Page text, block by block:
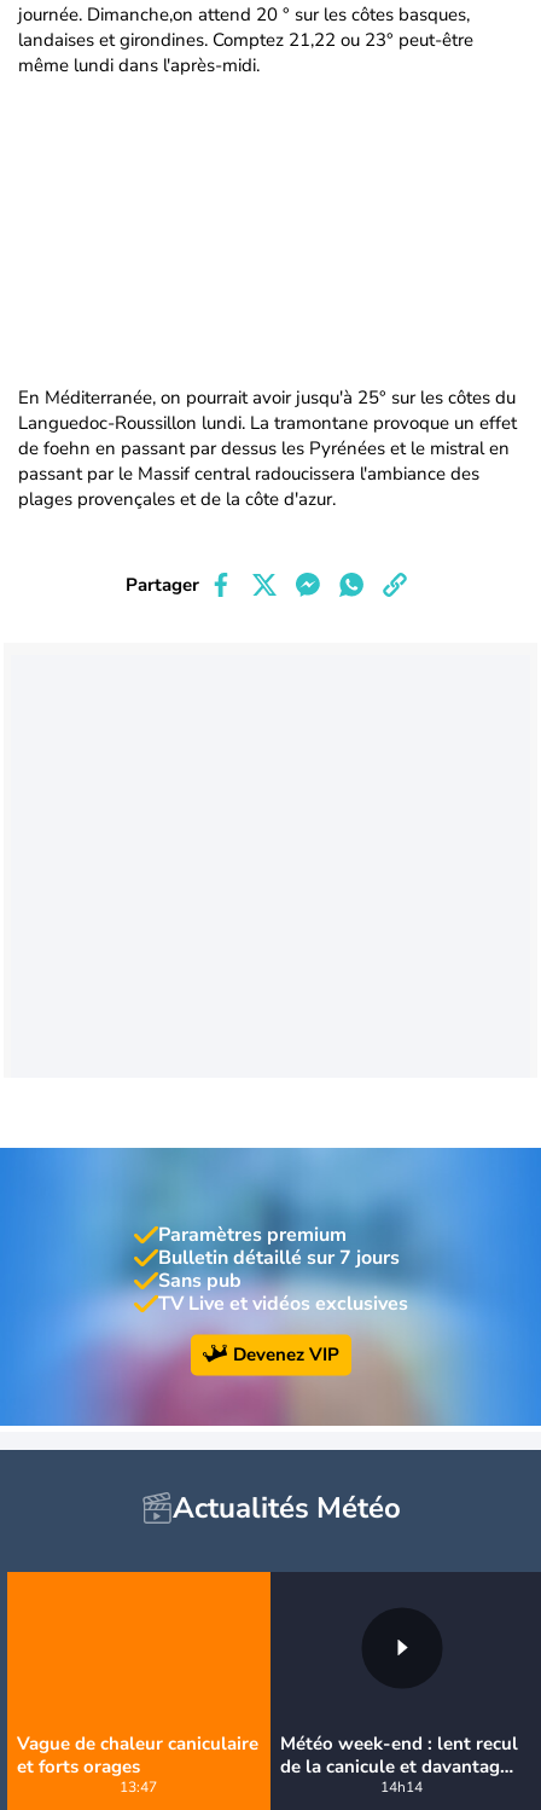
journée. Dimanche,on attend 20 ° sur les côtes basques,
landaises et girondines. Comptez 21,22 ou 23° peut-être
même lundi dans l'après-midi.
En Méditerranée, on pourrait avoir jusqu'à 25° sur les côtes du
Languedoc-Roussillon lundi. La tramontane provoque un effet
de foehn en passant par dessus les Pyrénées et le mistral en
passant par le Massif central radoucissera l'ambiance des
plages provençales et de la côte d'azur.
Partager
Paramètres premium
Bulletin détaillé sur 7 jours
Sans pub
TV Live et vidéos exclusives
Devenez VIP
Actualités Météo
Vague de chaleur caniculaire
et forts orages
13:47
Météo week-end : lent recul
de la canicule et davantage
14h14